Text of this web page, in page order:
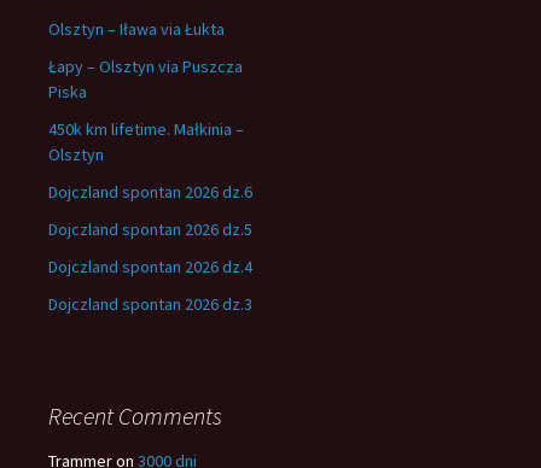
Olsztyn – Iława via Łukta
Łapy – Olsztyn via Puszcza
Piska
450k km lifetime. Małkinia –
Olsztyn
Dojczland spontan 2026 dz.6
Dojczland spontan 2026 dz.5
Dojczland spontan 2026 dz.4
Dojczland spontan 2026 dz.3
Recent Comments
Trammeron 3000 dni